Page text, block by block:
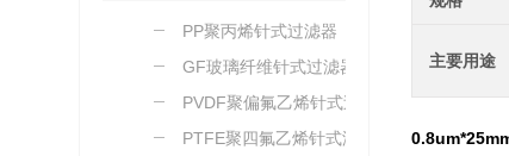
PP聚丙烯针式过滤器
GF玻璃纤维针式过滤器
PVDF聚偏氟乙烯针式过
滤器
PTFE聚四氟乙烯针式滤
主要用途